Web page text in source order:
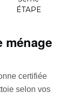
ÉTAPE
ménage
certifiée
selon vos